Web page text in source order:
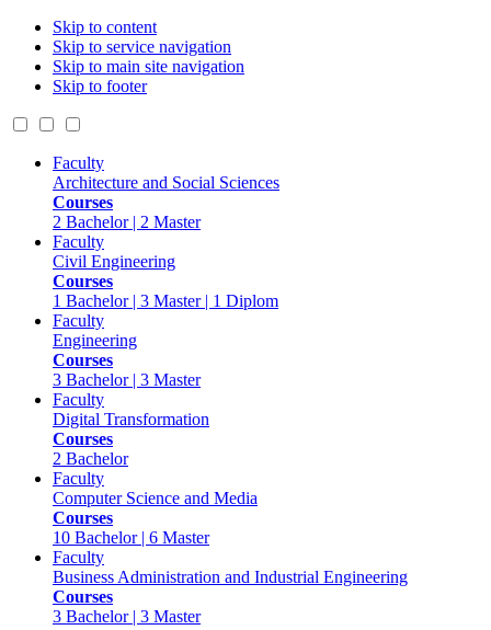
Skip to content
Skip to service navigation
Skip to main site navigation
Skip to footer
Faculty
Architecture and Social Sciences
Courses
2 Bachelor | 2 Master
Faculty
Civil Engineering
Courses
1 Bachelor | 3 Master | 1 Diplom
Faculty
Engineering
Courses
3 Bachelor | 3 Master
Faculty
Digital Transformation
Courses
2 Bachelor
Faculty
Computer Science and Media
Courses
10 Bachelor | 6 Master
Faculty
Business Administration and Industrial Engineering
Courses
3 Bachelor | 3 Master